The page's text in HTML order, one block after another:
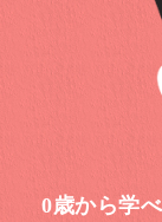
0歳から学